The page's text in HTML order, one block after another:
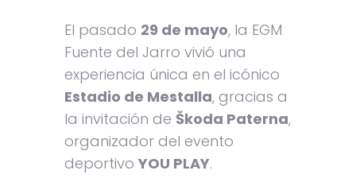
El pasado 29 de mayo, la EGM
Fuente del Jarro vivió una
experiencia única en el icónico
Estadio de Mestalla, gracias a
la invitación de Škoda Paterna,
organizador del evento
deportivo YOU PLAY.